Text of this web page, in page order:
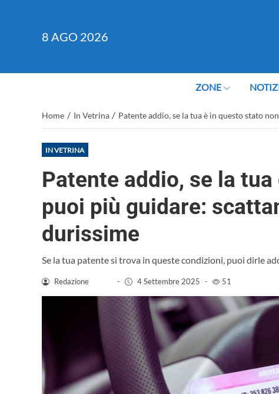
8 AGO 2026
ZONE
Home / In Vetrina / Patente addio, se la tua è in questo stato
IN VETRINA
Patente addio, se la
puoi più guidare:
durissime
Se la tua patente si trova in queste condizioni, puoi dirle
Redazione - 4 Settembre 2025 - 51